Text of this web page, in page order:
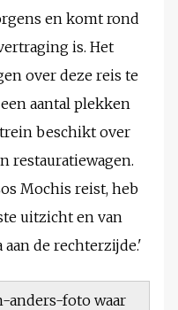
en komt rond
is. Het
over deze reis te
aantal plekken
beschikt over
restauratiewagen.
Mochis reist, heb
uitzicht en van
de rechterzijde.'
anders-foto waar